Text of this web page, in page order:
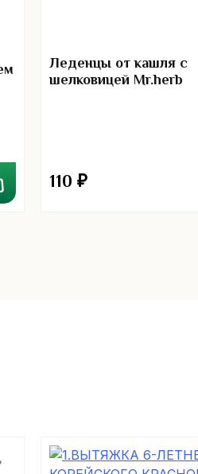
Леденцы от кашля с
шелковицей Mr.herb
110 ₽